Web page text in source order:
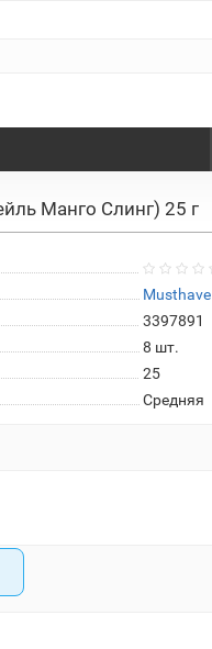
Манго Слинг) 25 г
Musthave
3397891
8 шт.
25
Средняя